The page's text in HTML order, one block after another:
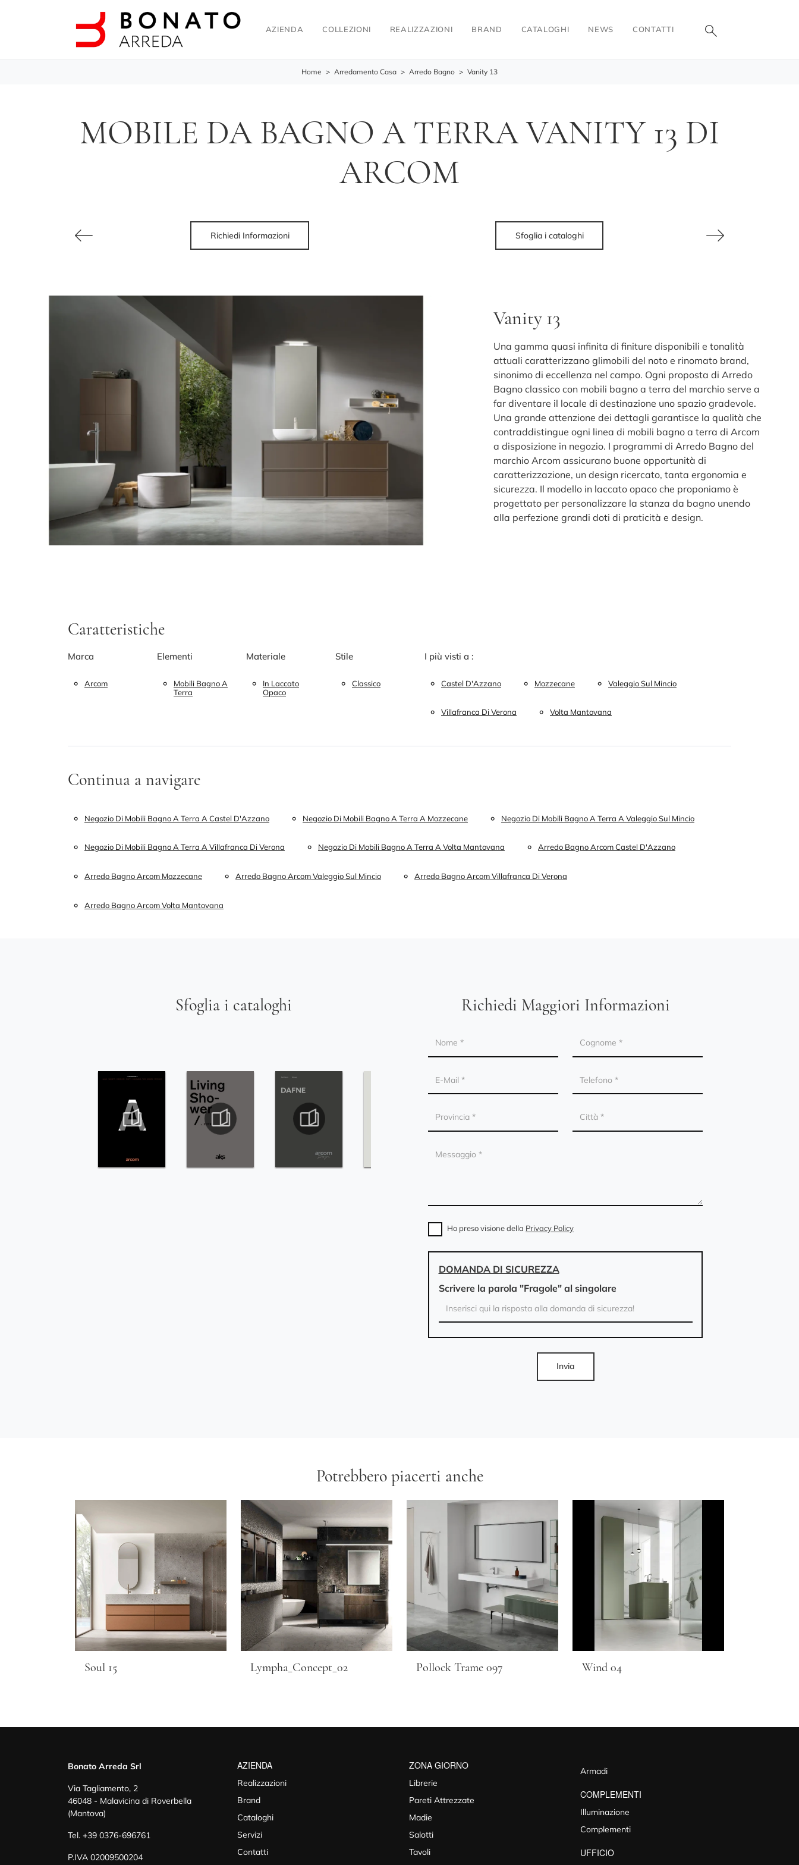
AZIENDA COLLEZIONI REALIZZAZIONI BRAND CATALOGHI NEWS CONTATTI
Home > Arredamento Casa > Arredo Bagno > Vanity 13
MOBILE DA BAGNO A TERRA VANITY 13 DI
ARCOM
Richiedi Informazioni Sfoglia i cataloghi
Vanity 13
Una gamma quasi infinita di finiture disponibili e tonalità
attuali caratterizzano glimobili del noto e rinomato brand,
sinonimo di eccellenza nel campo. Ogni proposta di Arredo
Bagno classico con mobili bagno a terra del marchio serve a
far diventare il locale di destinazione uno spazio gradevole.
Una grande attenzione dei dettagli garantisce la qualità che
contraddistingue ogni linea di mobili bagno a terra di Arcom
a disposizione in negozio. I programmi di Arredo Bagno del
marchio Arcom assicurano buone opportunità di
caratterizzazione, un design ricercato, tanta ergonomia e
sicurezza. Il modello in laccato opaco che proponiamo è
progettato per personalizzare la stanza da bagno unendo
alla perfezione grandi doti di praticità e design.
Caratteristiche
Marca
Arcom
Elementi
Mobili Bagno A
Terra
Materiale
In Laccato
Opaco
Stile
Classico
I più visti a :
Castel D'Azzano Mozzecane Valeggio Sul Mincio
Villafranca Di Verona Volta Mantovana
Continua a navigare
Negozio Di Mobili Bagno A Terra A Castel D'Azzano Negozio Di Mobili Bagno A Terra A Mozzecane Negozio Di Mobili Bagno A Terra A Valeggio Sul Mincio
Negozio Di Mobili Bagno A Terra A Villafranca Di Verona Negozio Di Mobili Bagno A Terra A Volta Mantovana Arredo Bagno Arcom Castel D'Azzano
Arredo Bagno Arcom Mozzecane Arredo Bagno Arcom Valeggio Sul Mincio Arredo Bagno Arcom Villafranca Di Verona
Arredo Bagno Arcom Volta Mantovana
Sfoglia i cataloghi Richiedi Maggiori Informazioni
Ho preso visione della Privacy Policy
DOMANDA DI SICUREZZA
Scrivere la parola "Fragole" al singolare
Invia
Potrebbero piacerti anche
Soul 15 Lympha_Concept_02 Pollock Trame 097 Wind 04
Bonato Arreda Srl
Via Tagliamento, 2
46048 - Malavicina di Roverbella
(Mantova)
Tel. +39 0376-696761
P.IVA 02009500204
AZIENDA
Realizzazioni
Brand
Cataloghi
Servizi
Contatti
ZONA GIORNO
Librerie
Pareti Attrezzate
Madie
Salotti
Tavoli
Armadi
COMPLEMENTI
Illuminazione
Complementi
UFFICIO